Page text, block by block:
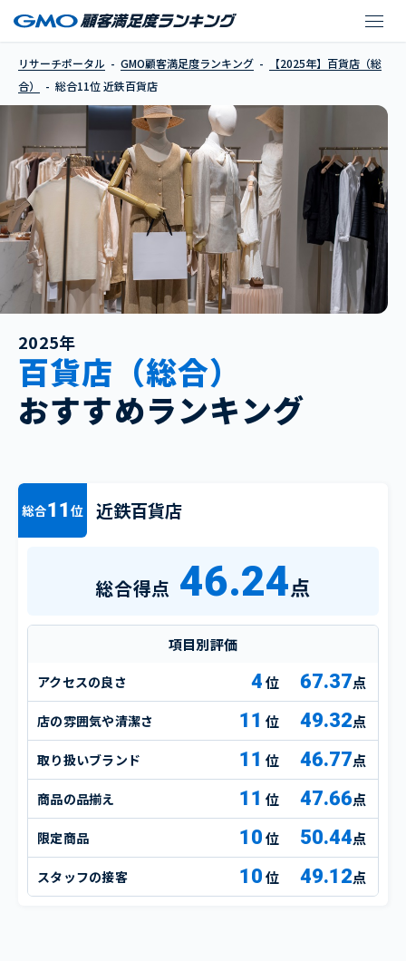
リサーチポータル GMO顧客満足度ランキング
【2025年】百貨店（総
合）
総合11位 近鉄百貨店
2025年
百貨店（総合）
おすすめランキング
総合11 位 近鉄百貨店
総合得点 46.24点
項目別評価
アクセスの良さ 4 67.37点
店の雰囲気や清潔さ 11 49.32点
取り扱いブランド 11 46.77点
商品の品揃え 11 47.66点
限定商品 10 50.44点
スタッフの接客 10 49.12点